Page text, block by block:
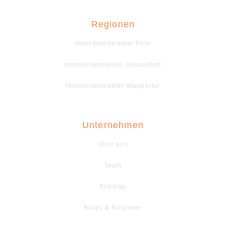
Regionen
Immobilienmakler Köln
Immobilienmakler Düsseldorf
Immobilienmakler Wuppertal
Unternehmen
Über uns
Team
Sitemap
Blogs & Ratgeber